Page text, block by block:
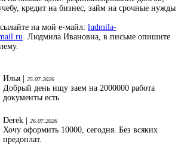
кредит на бизнес, займ на срочные нужды
на мой е-майл: ludmila-
Людмила Ивановна, в письме опишите
Илья |
25.07.2026
Добрый день ищу заем на 2000000 работа
документы есть
Derek | 26.07.2026
Хочу оформить 10000, сегодня. Без всяких
предоплат.